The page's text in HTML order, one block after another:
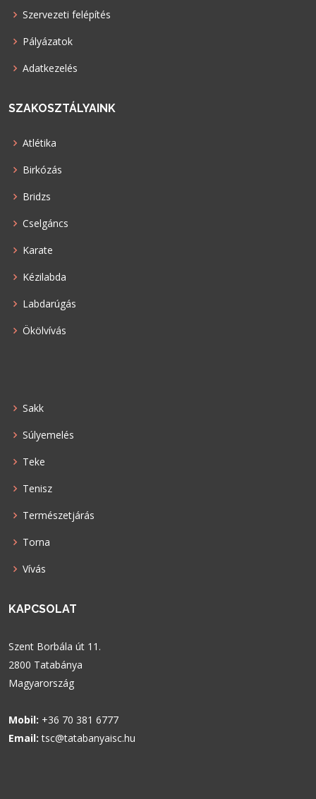
Szervezeti felépítés
Pályázatok
Adatkezelés
SZAKOSZTÁLYAINK
Atlétika
Birkózás
Bridzs
Cselgáncs
Karate
Kézilabda
Labdarúgás
Ökölvívás
Sakk
Súlyemelés
Teke
Tenisz
Természetjárás
Torna
Vívás
KAPCSOLAT
Szent Borbála út 11.
2800 Tatabánya
Magyarország
Mobil: +36 70 381 6777
Email: tsc@tatabanyaisc.hu